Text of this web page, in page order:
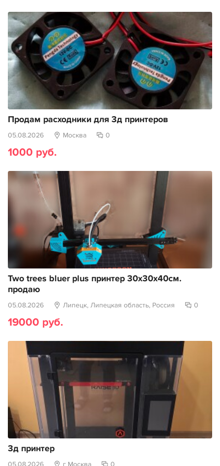
Продам расходники для 3д принтеров
05.08.2026 Москва 0
1000 руб.
Two trees bluer plus принтер 30х30х40см.
продаю
05.08.2026 Липецк, Липецкая область, Россия 0
19000 руб.
3д принтер
05.08.2026 г Москва 0